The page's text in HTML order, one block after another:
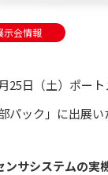
示会情報
25日（土）ポー
パック」に出展い
ンサシステムの実